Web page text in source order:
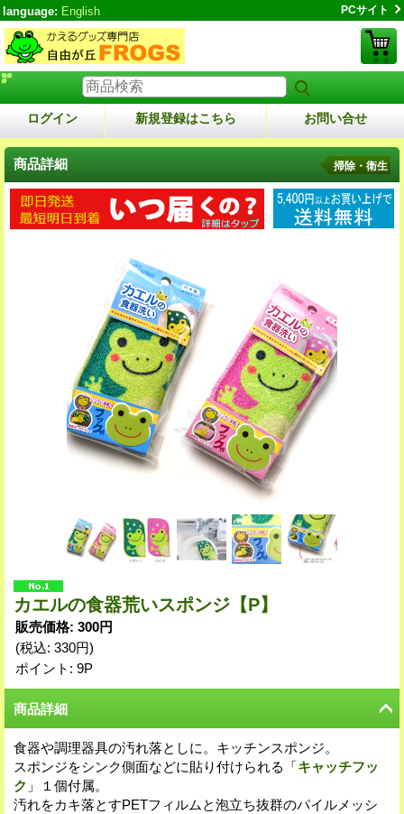
language: English PCサイト
ログイン 新規登録はこちら お問い合せ
商品詳細 掃除・衛生
カエルの食器荒いスポンジ【P】
販売価格: 300円
(税込: 330円)
ポイント: 9P
商品詳細
食器や調理器具の汚れ落としに。キッチンスポンジ。
スポンジをシンク側面などに貼り付けられる「キャッチフッ
ク 」１個付属。
汚れをカキ落とすPETフィルムと泡立ち抜群のパイルメッシ